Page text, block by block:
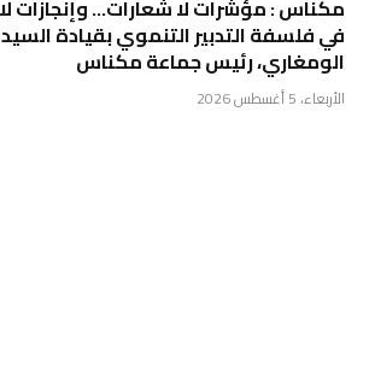
مكناس : مؤشرات لا شعارات… وإنجازات
في فلسفة التدبير التنموي بقيادة
الومغاري، رئيس جماعة مكناس
الأربعاء، 5 أغسطس 2026